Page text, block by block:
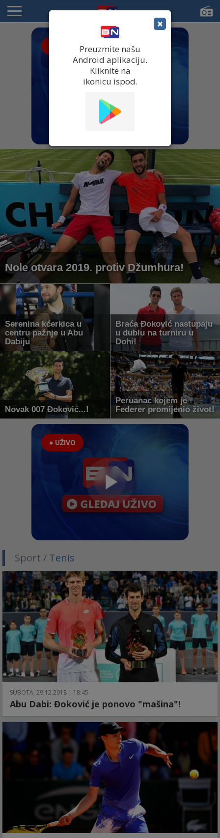
Nole otvara 2019. protiv Džumhura!
Serenina kćerkica u
centru pažnje u Abu
Dabiju
Braća Đoković nastupaju
u dublu na turniru u
Dohi!
Novak 007 Đoković...!
Peruanac kojem je
Federer promijenio život!
● UŽIVO
Sport / Tenis
SUBOTA, 29.12.2018 | 18:45
Abu Dabi: Đoković je ponovo "mašina"!
×
Preuzmite našu
Android aplikaciju.
Kliknite na
ikonicu ispod.